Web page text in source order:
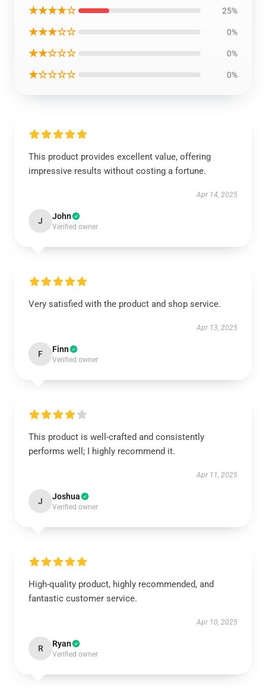
★★★★☆ 25%
★★★☆☆ 0%
★★☆☆☆ 0%
★☆☆☆☆ 0%
This product provides excellent value, offering
impressive results without costing a fortune.
Apr 14, 2025
J John
Verified owner
Very satisfied with the product and shop service.
Apr 13, 2025
F Finn
Verified owner
This product is well-crafted and consistently
performs well; I highly recommend it.
Apr 11, 2025
J Joshua
Verified owner
High-quality product, highly recommended, and
fantastic customer service.
Apr 10, 2025
R Ryan
Verified owner